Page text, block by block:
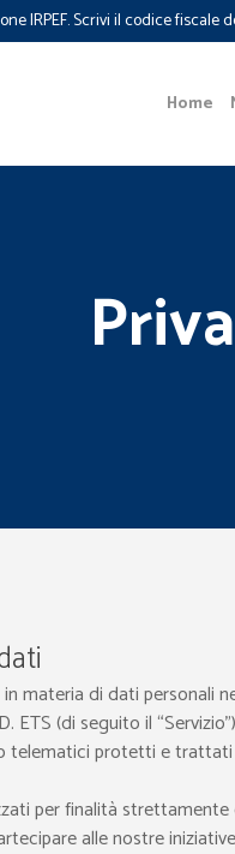
IRPEF. Scrivi il codice fiscale
Home
materia di dati personali
ETS (di seguito il
protetti e
per finalità
alle nostre